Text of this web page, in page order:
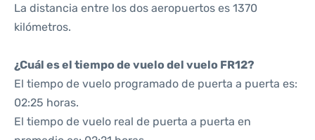
La distancia entre los dos aeropuertos es 1370
kilómetros.
¿Cuál es el tiempo de vuelo del vuelo FR12?
El tiempo de vuelo programado de puerta a puerta es:
02:25 horas.
El tiempo de vuelo real de puerta a puerta en